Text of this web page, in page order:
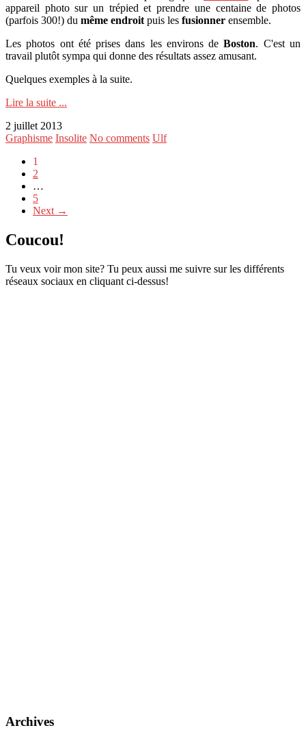
appareil photo sur un trépied et prendre une centaine de photos
(parfois 300!) du même endroit puis les fusionner ensemble.
Les photos ont été prises dans les environs deBoston. C'est un
travail plutôt sympa qui donne des résultats assez amusant.
Quelques exemples à la suite.
Lire la suite ...
2 juillet 2013
Graphisme Insolite No comments Ulf
1
2
…
5
Next →
Coucou!
Tu veux voir mon site? Tu peux aussi me suivre sur les différents
réseaux sociaux en cliquant ci-dessus!
Archives